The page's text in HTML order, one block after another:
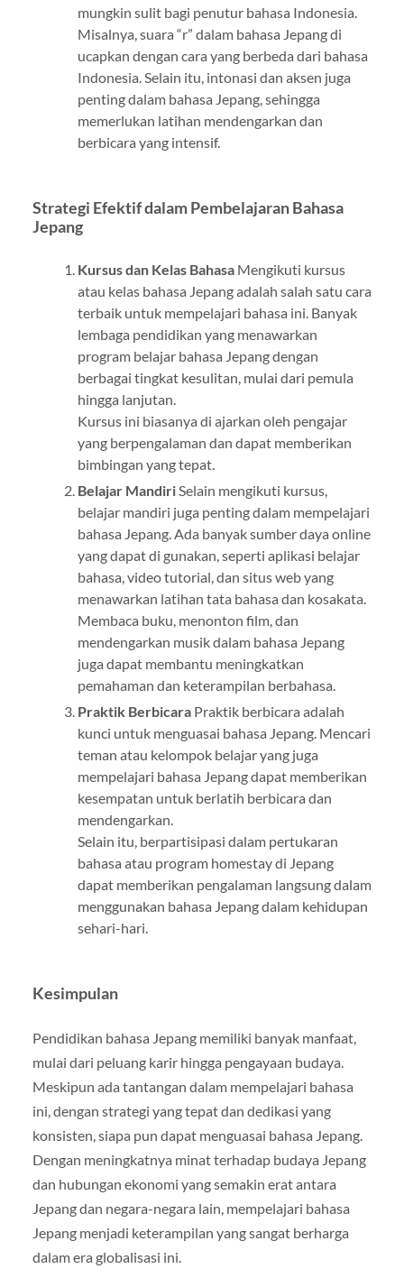
mungkin sulit bagi penutur bahasa Indonesia.
Misalnya, suara “r” dalam bahasa Jepang di
ucapkan dengan cara yang berbeda dari bahasa
Indonesia. Selain itu, intonasi dan aksen juga
penting dalam bahasa Jepang, sehingga
memerlukan latihan mendengarkan dan
berbicara yang intensif.
Strategi Efektif dalam Pembelajaran Bahasa
Jepang
Kursus dan Kelas BahasaMengikuti kursus
atau kelas bahasa Jepang adalah salah satu cara
terbaik untuk mempelajari bahasa ini. Banyak
lembaga pendidikan yang menawarkan
program belajar bahasa Jepang dengan
berbagai tingkat kesulitan, mulai dari pemula
hingga lanjutan.
Kursus ini biasanya di ajarkan oleh pengajar
yang berpengalaman dan dapat memberikan
bimbingan yang tepat.
Belajar MandiriSelain mengikuti kursus,
belajar mandiri juga penting dalam mempelajari
bahasa Jepang. Ada banyak sumber daya online
yang dapat di gunakan, seperti aplikasi belajar
bahasa, video tutorial, dan situs web yang
menawarkan latihan tata bahasa dan kosakata.
Membaca buku, menonton film, dan
mendengarkan musik dalam bahasa Jepang
juga dapat membantu meningkatkan
pemahaman dan keterampilan berbahasa.
Praktik BerbicaraPraktik berbicara adalah
kunci untuk menguasai bahasa Jepang. Mencari
teman atau kelompok belajar yang juga
mempelajari bahasa Jepang dapat memberikan
kesempatan untuk berlatih berbicara dan
mendengarkan.
Selain itu, berpartisipasi dalam pertukaran
bahasa atau program homestay di Jepang
dapat memberikan pengalaman langsung dalam
menggunakan bahasa Jepang dalam kehidupan
sehari-hari.
Kesimpulan
Pendidikan bahasa Jepang memiliki banyak manfaat,
mulai dari peluang karir hingga pengayaan budaya.
Meskipun ada tantangan dalam mempelajari bahasa
ini, dengan strategi yang tepat dan dedikasi yang
konsisten, siapa pun dapat menguasai bahasa Jepang.
Dengan meningkatnya minat terhadap budaya Jepang
dan hubungan ekonomi yang semakin erat antara
Jepang dan negara-negara lain, mempelajari bahasa
Jepang menjadi keterampilan yang sangat berharga
dalam era globalisasi ini.